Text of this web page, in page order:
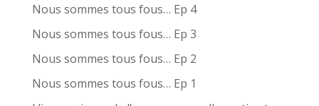
Nous sommes tous fous… Ep 4
Nous sommes tous fous… Ep 3
Nous sommes tous fous… Ep 2
Nous sommes tous fous… Ep 1